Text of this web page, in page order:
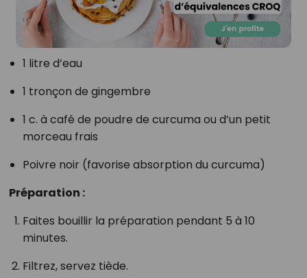
1 litre d’eau
1 tronçon de gingembre
1 c. à café de poudre de curcuma ou d’un petit
morceau frais
Poivre noir (favorise absorption du curcuma)
Préparation :
Faites bouillir la préparation pendant 5 à 10
minutes.
Filtrez, servez tiède.